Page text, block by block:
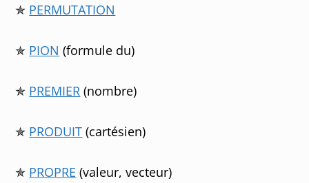
✯ PERMUTATION
✯ PION (formule du)
✯ PREMIER (nombre)
✯ PRODUIT (cartésien)
✯ PROPRE (valeur, vecteur)